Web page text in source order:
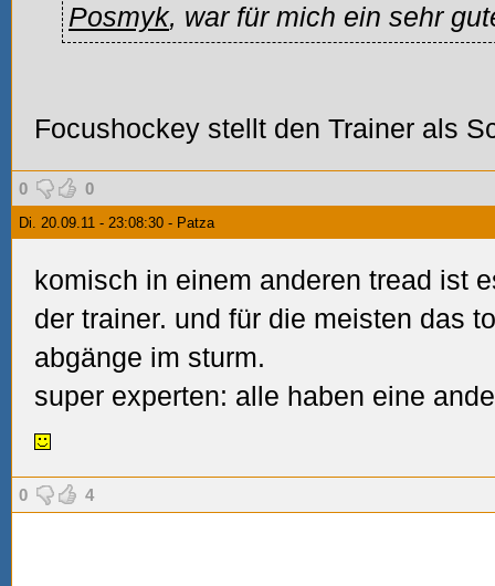
Posmyk, war für mich ein sehr
Focushockey stellt den Trainer als
0 0
Di. 20.09.11 - 23:08:30 - Patza
komisch in einem anderen tread ist
der trainer. und für die meisten das
abgänge im sturm.
super experten: alle haben eine
0 4